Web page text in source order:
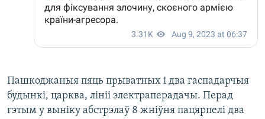
Пашкоджаныя пяць прыватных і два гаспадарчыя
будынкі, царква, лініі электраперадачы. Перад
гэтым у выніку абстрэлаў 8 жніўня пацярпелі два